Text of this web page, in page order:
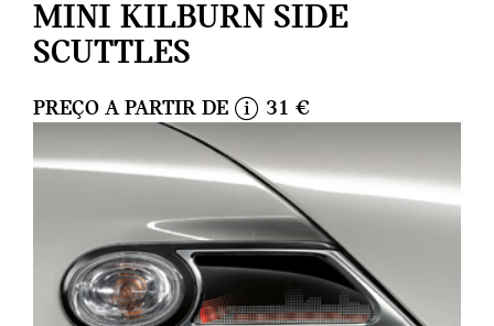
MINI KILBURN SIDE
SCUTTLES
PREÇO A PARTIR DE
n
f
o
31 €